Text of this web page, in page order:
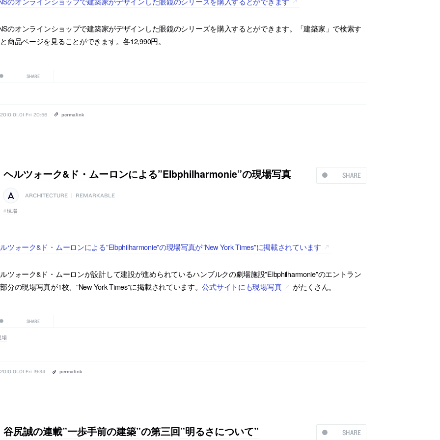
のオンラインショップで建築家がデザインした眼鏡のシリーズを購入するとができます。「建築家」で検索す
商品ページを見ることができます。各12,990円。
SHARE
2010.01.01 Fri 20:56 permalink
SHARE
ヘルツォーク&ド・ムーロンによる”Elbphilharmonie”の現場写真
ARCHITECTURE REMARKABLE
現場
ツォーク&ド・ムーロンによる”Elbphilharmonie”の現場写真が”New York Times”に掲載されています
ツォーク&ド・ムーロンが設計して建設が進められているハンブルクの劇場施設”Elbphilharmonie”のエントラン
分の現場写真が1枚、”New York Times”に掲載されています。公式サイトにも現場写真 がたくさん。
SHARE
場
2010.01.01 Fri 19:34 permalink
SHARE
谷尻誠の連載”一歩手前の建築”の第三回”明るさについて”